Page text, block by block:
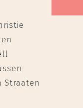
Straaten